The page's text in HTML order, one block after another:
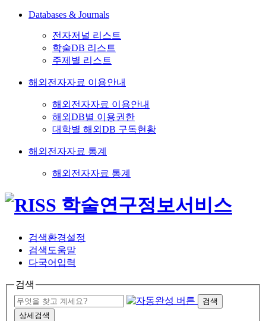
Databases & Journals
전자저널 리스트
학술DB 리스트
주제별 리스트
해외전자자료 이용안내
해외전자자료 이용안내
해외DB별 이용권한
대학별 해외DB 구독현황
해외전자자료 통계
해외전자자료 통계
검색환경설정
검색도움말
다국어입력
검색
검색
상세검색